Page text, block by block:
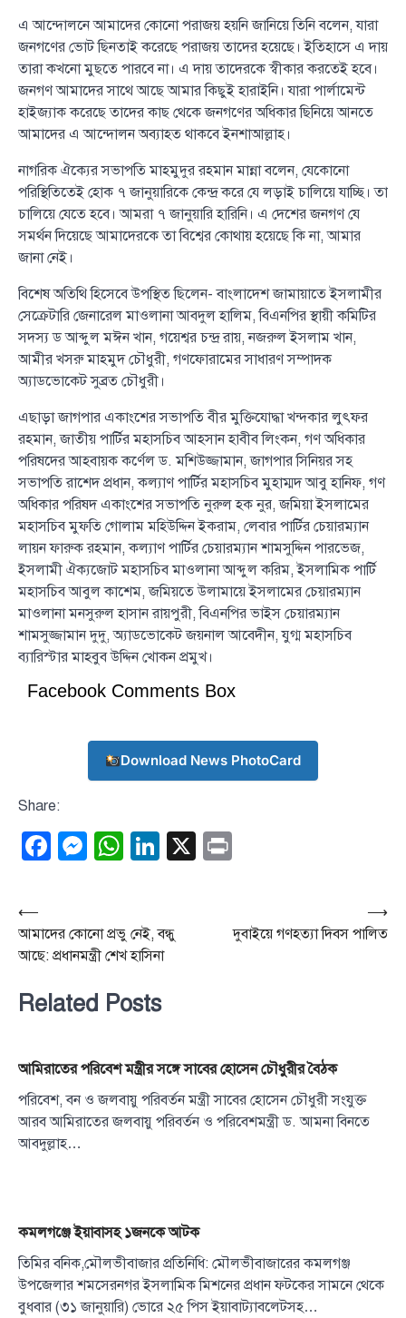
এ আন্দোলনে আমাদের কোনো পরাজয় হয়নি জানিয়ে তিনি বলেন, যারা
জনগণের ভোট ছিনতাই করেছে পরাজয় তাদের হয়েছে। ইতিহাসে এ দায়
তারা কখনো মুছতে পারবে না। এ দায় তাদেরকে স্বীকার করতেই হবে।
জনগণ আমাদের সাথে আছে আমার কিছুই হারাইনি। যারা পার্লামেন্ট
হাইজ্যাক করেছে তাদের কাছ থেকে জনগণের অধিকার ছিনিয়ে আনতে
আমাদের এ আন্দোলন অব্যাহত থাকবে ইনশাআল্লাহ।
নাগরিক ঐক্যের সভাপতি মাহমুদুর রহমান মান্না বলেন, যেকোনো
পরিস্থিতিতেই হোক ৭ জানুয়ারিকে কেন্দ্র করে যে লড়াই চালিয়ে যাচ্ছি। তা
চালিয়ে যেতে হবে। আমরা ৭ জানুয়ারি হারিনি। এ দেশের জনগণ যে
সমর্থন দিয়েছে আমাদেরকে তা বিশ্বের কোথায় হয়েছে কি না, আমার
জানা নেই।
বিশেষ অতিথি হিসেবে উপস্থিত ছিলেন- বাংলাদেশ জামায়াতে ইসলামীর
সেক্রেটারি জেনারেল মাওলানা আবদুল হালিম, বিএনপির স্থায়ী কমিটির
সদস্য ড আব্দুল মঈন খান, গয়েশ্বর চন্দ্র রায়, নজরুল ইসলাম খান,
আমীর খসরু মাহমুদ চৌধুরী, গণফোরামের সাধারণ সম্পাদক
অ্যাডভোকেট সুব্রত চৌধুরী।
এছাড়া জাগপার একাংশের সভাপতি বীর মুক্তিযোদ্ধা খন্দকার লুৎফর
রহমান, জাতীয় পার্টির মহাসচিব আহসান হাবীব লিংকন, গণ অধিকার
পরিষদের আহবায়ক কর্ণেল ড. মশিউজ্জামান, জাগপার সিনিয়র সহ
সভাপতি রাশেদ প্রধান, কল্যাণ পার্টির মহাসচিব মুহাম্মদ আবু হানিফ, গণ
অধিকার পরিষদ একাংশের সভাপতি নুরুল হক নুর, জমিয়া ইসলামের
মহাসচিব মুফতি গোলাম মহিউদ্দিন ইকরাম, লেবার পার্টির চেয়ারম্যান
লায়ন ফারুক রহমান, কল্যাণ পার্টির চেয়ারম্যান শামসুদ্দিন পারভেজ,
ইসলামী ঐক্যজোট মহাসচিব মাওলানা আব্দুল করিম, ইসলামিক পার্টি
মহাসচিব আবুল কাশেম, জমিয়তে উলামায়ে ইসলামের চেয়ারম্যান
মাওলানা মনসুরুল হাসান রায়পুরী, বিএনপির ভাইস চেয়ারম্যান
শামসুজ্জামান দুদু, অ্যাডভোকেট জয়নাল আবেদীন, যুগ্ম মহাসচিব
ব্যারিস্টার মাহবুব উদ্দিন খোকন প্রমুখ।
Facebook Comments Box
Download News PhotoCard
Share:
Facebook
Messenger
WhatsApp
LinkedIn
X
Post
navigation
⟵
আমাদের কোনো প্রভু নেই, বন্ধু
আছে: প্রধানমন্ত্রী শেখ হাসিনা
দুবাইয়ে গণহত্যা দিবস পালিত
⟶
Related Posts
আমিরাতের পরিবেশ মন্ত্রীর সঙ্গে সাবের হোসেন চৌধুরীর বৈঠক
পরিবেশ, বন ও জলবায়ু পরিবর্তন মন্ত্রী সাবের হোসেন চৌধুরী সংযুক্ত
আরব আমিরাতের জলবায়ু পরিবর্তন ও পরিবেশমন্ত্রী ড. আমনা বিনতে
আবদুল্লাহ…
কমলগঞ্জে ইয়াবাসহ ১জনকে আটক
তিমির বনিক,মৌলভীবাজার প্রতিনিধি: মৌলভীবাজারের কমলগঞ্জ
উপজেলার শমসেরনগর ইসলামিক মিশনের প্রধান ফটকের সামনে থেকে
বুধবার (৩১ জানুয়ারি) ভোরে ২৫ পিস ইয়াবাট্যাবলেটসহ…